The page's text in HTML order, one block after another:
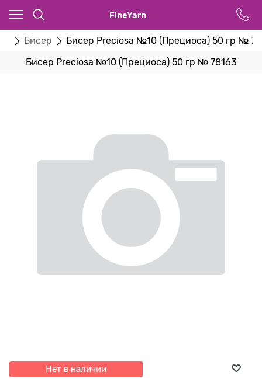
FineYarn
Бисер Бисер Preciosa №10 (Прециоса) 50 гр №
Бисер Preciosa №10 (Прециоса) 50 гр № 78163
Нет в наличии